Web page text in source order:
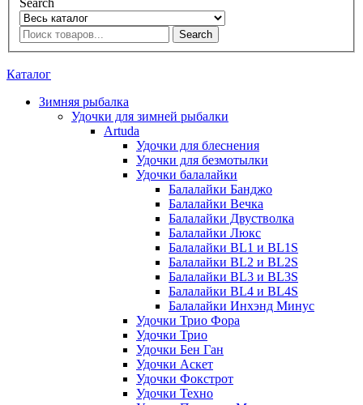
Search
Каталог
Зимняя рыбалка
Удочки для зимней рыбалки
Artuda
Удочки для блеснения
Удочки для безмотылки
Удочки балалайки
Балалайки Банджо
Балалайки Вечка
Балалайки Двустволка
Балалайки Люкс
Балалайки BL1 и BL1S
Балалайки BL2 и BL2S
Балалайки BL3 и BL3S
Балалайки BL4 и BL4S
Балалайки Инхэнд Минус
Удочки Трио Фора
Удочки Трио
Удочки Бен Ган
Удочки Аскет
Удочки Фокстрот
Удочки Техно